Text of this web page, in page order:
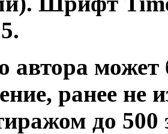
автора
ранее не
до 500